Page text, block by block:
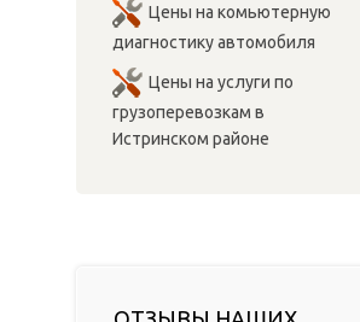
Цены на комьютерную
диагностику автомобиля
Цены на услуги по
грузоперевозкам в
Истринском районе